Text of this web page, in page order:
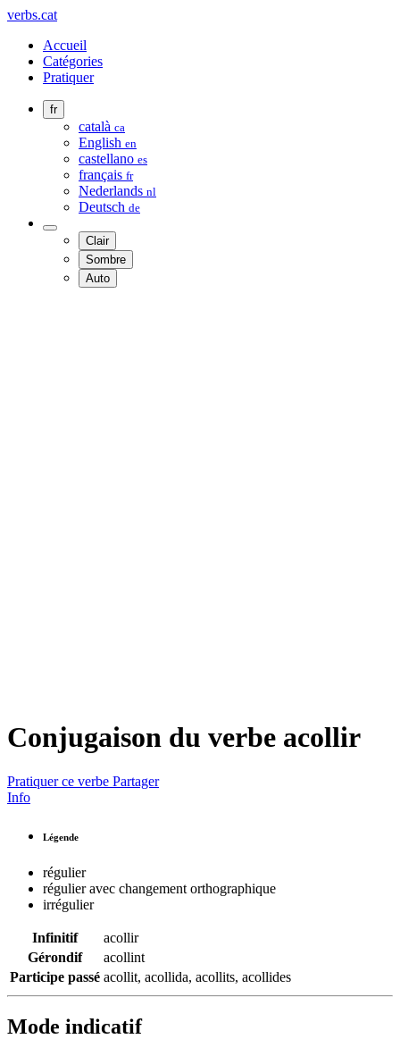
verbs.cat
Accueil
Catégories
Pratiquer
fr
català ca
English en
castellano es
français fr
Nederlands nl
Deutsch de
Clair
Sombre
Auto
Conjugaison du verbe acollir
Pratiquer ce verbe Partager
Info
Légende
régulier
régulier avec changement orthographique
irrégulier
Infinitif
acollir
Gérondif
acollint
Participe passé acollit, acollida, acollits, acollides
Mode indicatif